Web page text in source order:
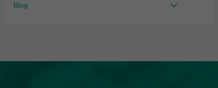
Blog